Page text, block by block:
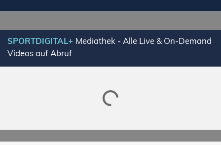
SPORTDIGITAL+ Mediathek - Alle Live & On-Demand
Videos auf Abruf
Lade SPORTDIGITAL+ Mediathek